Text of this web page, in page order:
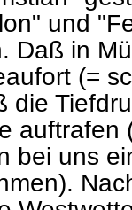
und
Daß in
(=
die
bei uns